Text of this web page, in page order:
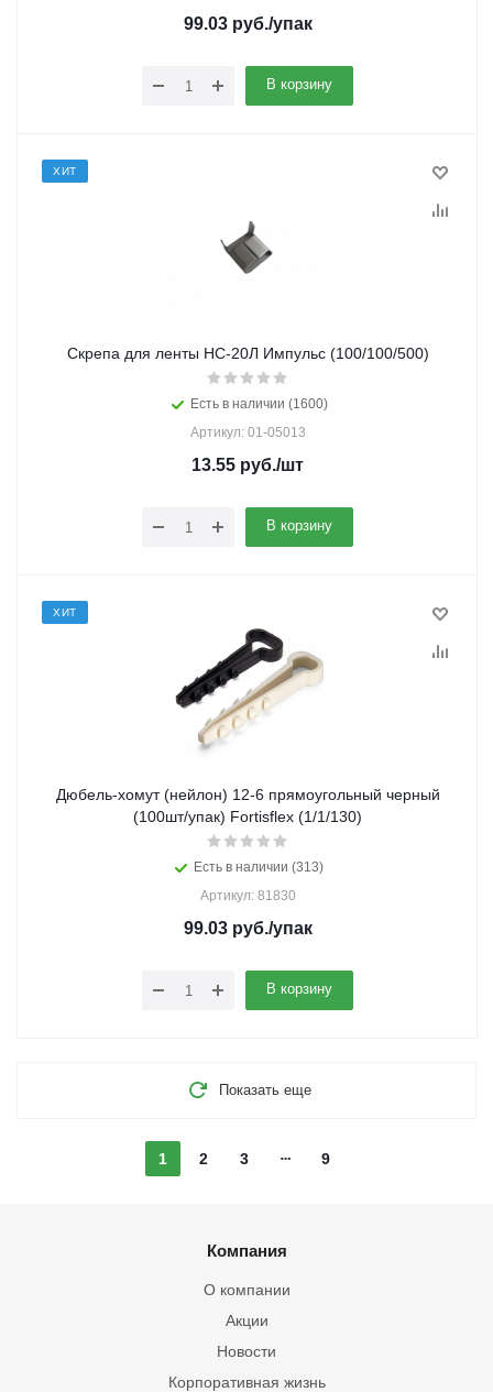
99.03руб./упак
В корзину
ХИТ
Скрепа для ленты НС-20Л Импульс (100/100/500)
Есть в наличии (1600)
Артикул: 01-05013
13.55 руб./шт
В корзину
ХИТ
Дюбель-хомут (нейлон) 12-6 прямоугольный черный
(100шт/упак) Fortisflex (1/1/130)
Есть в наличии (313)
Артикул: 81830
99.03руб./упак
В корзину
Показать еще
1 2 3 9
Компания
О компании
Акции
Новости
Корпоративная жизнь